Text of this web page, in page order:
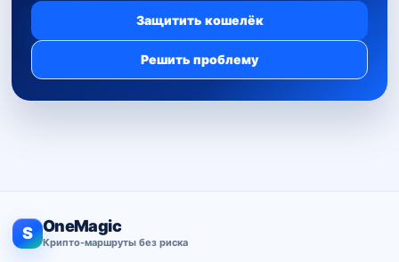
Защитить кошелёк
Решить проблему
S OneMagic
Крипто-маршруты без риска